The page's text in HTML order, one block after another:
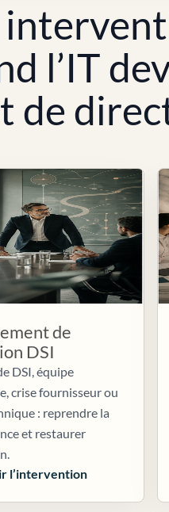
l’IT
de
de
DSI
DSI, équipe
crise fournisseur ou
: reprendre la
et restaurer
l’intervention